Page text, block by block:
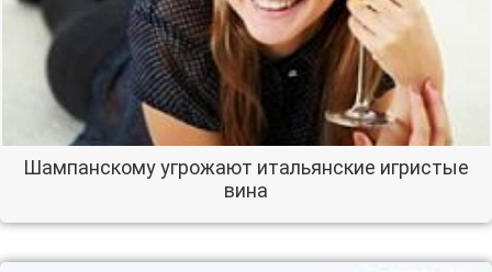
Шампанскому угрожают итальянские игристые
вина